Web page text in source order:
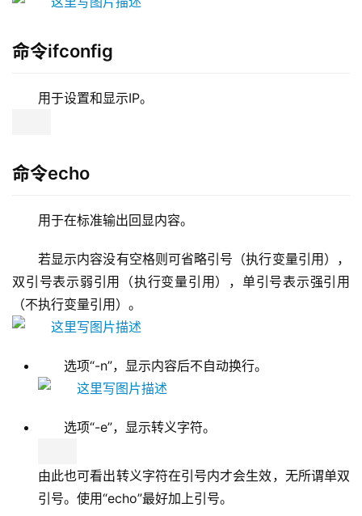
命令ifconfig
用于设置和显示IP。
命令echo
用于在标准输出回显内容。
若显示内容没有空格则可省略引号（执行变量引用），
双引号表示弱引用（执行变量引用），单引号表示强引用
（不执行变量引用）。
选项“-n”，显示内容后不自动换行。
选项“-e”，显示转义字符。
由此也可看出转义字符在引号内才会生效，无所谓单双
引号。使用“echo”最好加上引号。